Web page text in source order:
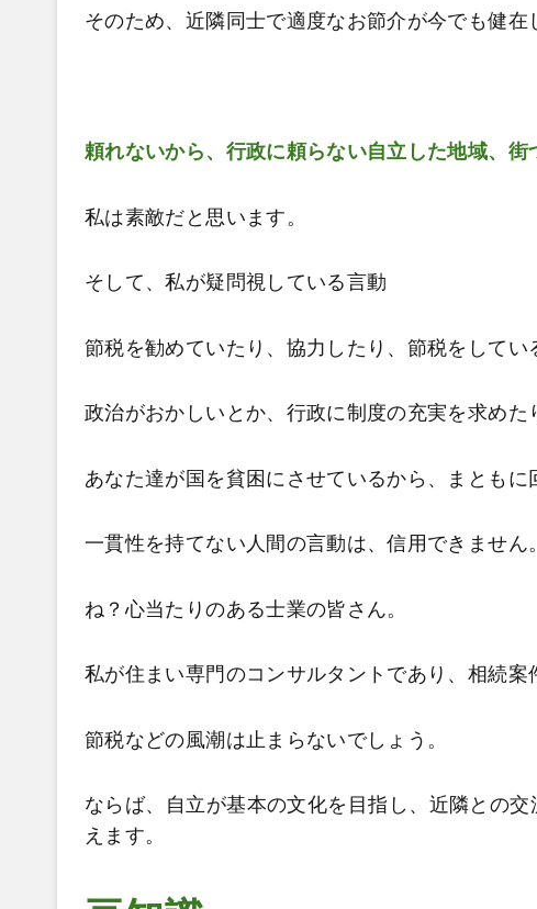
そのため、近隣同士で適度なお節介が今でも健在
頼れないから、行政に頼らない自立した地域、街
私は素敵だと思います。
そして、私が疑問視している言動
節税を勧めていたり、協力したり、節税をしてい
政治がおかしいとか、行政に制度の充実を求め
あなた達が国を貧困にさせているから、まともに
一貫性を持てない人間の言動は、信用できません。
ね？心当たりのある士業の皆さん。
私が住まい専門のコンサルタントであり、 相続案
節税などの風潮は止まらないでしょう。
ならば、自立が基本の文化を目指し、近隣との
えます。